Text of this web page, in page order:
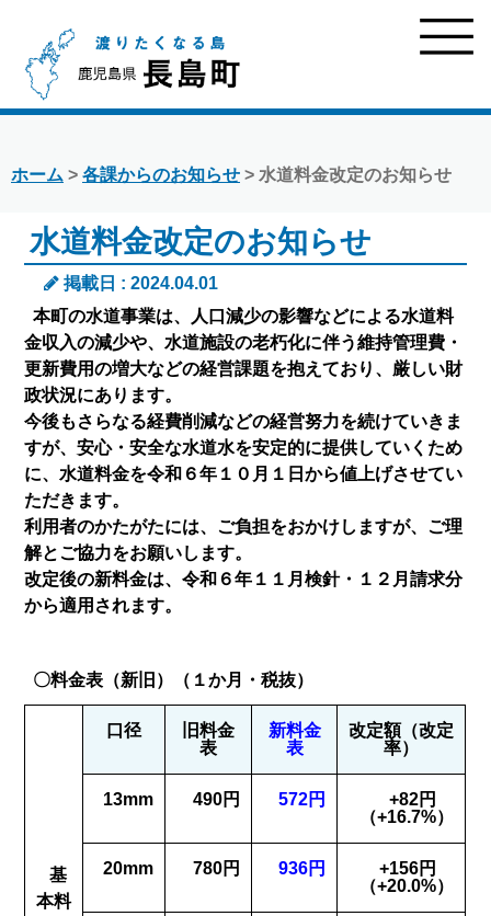
ホーム > 各課からのお知らせ > 水道料金改定のお知らせ
水道料金改定のお知らせ
掲載日 : 2024.04.01
本町の水道事業は、人口減少の影響などによる水道料
金収入の減少や、水道施設の老朽化に伴う維持管理費・
更新費用の増大などの経営課題を抱えており、厳しい財
政状況にあります。
今後もさらなる経費削減などの経営努力を続けていきま
すが、安心・安全な水道水を安定的に提供していくため
に、水道料金を令和６年１０月１日から値上げさせてい
ただきます。
利用者のかたがたには、ご負担をおかけしますが、ご理
解とご協力をお願いします。
改定後の新料金は、令和６年１１月検針・１２月請求分
から適用されます。
〇料金表（新旧）（１か月・税抜）
基
本料
口径
旧料金
表
新料金
表
改定額（改定
率）
13mm 490円 572円
+82円
（+16.7%）
20mm 780円 936円
+156円
（+20.0%）